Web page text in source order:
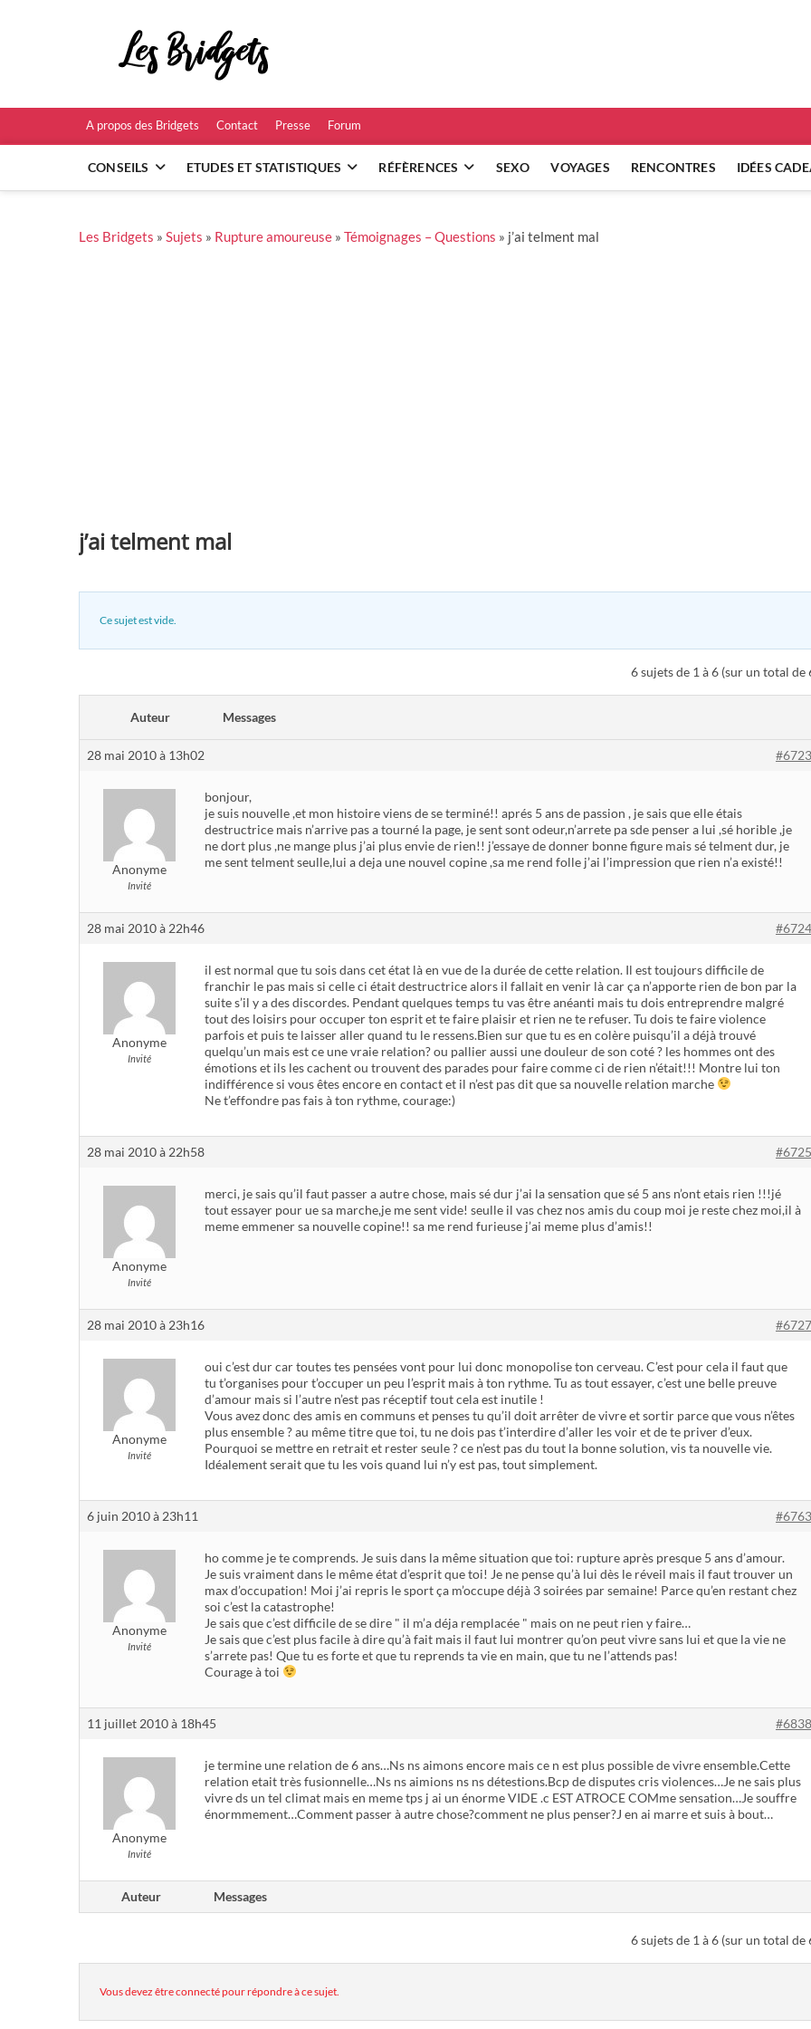
A propos des Bridgets Contact Presse Forum
CONSEILS ETUDES ET STATISTIQUES RÉFÈRENCES SEXO VOYAGES RENCONTRES IDÉES
Les Bridgets » Sujets » Rupture amoureuse » Témoignages – Questions » j’ai telment mal
j’ai telment mal
Ce sujet est vide.
6 sujets de 1 à 6 (sur un total de
Auteur Messages
28 mai 2010 à 13h02 #6723
Anonyme
Invité
bonjour,
je suis nouvelle ,et mon histoire viens de se terminé!! aprés 5 ans de passion , je sais que elle étais
destructrice mais n’arrive pas a tourné la page, je sent sont odeur,n’arrete pa sde penser a lui ,sé horible ,je
ne dort plus ,ne mange plus j’ai plus envie de rien!! j’essaye de donner bonne figure mais sé telment dur, je
me sent telment seulle,lui a deja une nouvel copine ,sa me rend folle j’ai l’impression que rien n’a existé!!
28 mai 2010 à 22h46 #6724
Anonyme
Invité
il est normal que tu sois dans cet état là en vue de la durée de cette relation. Il est toujours difficile de
franchir le pas mais si celle ci était destructrice alors il fallait en venir là car ça n’apporte rien de bon par la
suite s’il y a des discordes. Pendant quelques temps tu vas être anéanti mais tu dois entreprendre malgré
tout des loisirs pour occuper ton esprit et te faire plaisir et rien ne te refuser. Tu dois te faire violence
parfois et puis te laisser aller quand tu le ressens.Bien sur que tu es en colère puisqu’il a déjà trouvé
quelqu’un mais est ce une vraie relation? ou pallier aussi une douleur de son coté ? les hommes ont des
émotions et ils les cachent ou trouvent des parades pour faire comme ci de rien n’était!!! Montre lui ton
indifférence si vous êtes encore en contact et il n’est pas dit que sa nouvelle relation marche
Ne t’effondre pas fais à ton rythme, courage:)
28 mai 2010 à 22h58 #6725
Anonyme
Invité
merci, je sais qu’il faut passer a autre chose, mais sé dur j’ai la sensation que sé 5 ans n’ont etais rien !!!jé
tout essayer pour ue sa marche,je me sent vide! seulle il vas chez nos amis du coup moi je reste chez moi,il à
meme emmener sa nouvelle copine!! sa me rend furieuse j’ai meme plus d’amis!!
28 mai 2010 à 23h16 #6727
Anonyme
Invité
oui c’est dur car toutes tes pensées vont pour lui donc monopolise ton cerveau. C’est pour cela il faut que
tu t’organises pour t’occuper un peu l’esprit mais à ton rythme. Tu as tout essayer, c’est une belle preuve
d’amour mais si l’autre n’est pas réceptif tout cela est inutile !
Vous avez donc des amis en communs et penses tu qu’il doit arrêter de vivre et sortir parce que vous n’êtes
plus ensemble ? au même titre que toi, tu ne dois pas t’interdire d’aller les voir et de te priver d’eux.
Pourquoi se mettre en retrait et rester seule ? ce n’est pas du tout la bonne solution, vis ta nouvelle vie.
Idéalement serait que tu les vois quand lui n’y est pas, tout simplement.
6 juin 2010 à 23h11 #6763
Anonyme
Invité
ho comme je te comprends. Je suis dans la même situation que toi: rupture après presque 5 ans d’amour.
Je suis vraiment dans le même état d’esprit que toi! Je ne pense qu’à lui dès le réveil mais il faut trouver un
max d’occupation! Moi j’ai repris le sport ça m’occupe déjà 3 soirées par semaine! Parce qu’en restant chez
soi c’est la catastrophe!
Je sais que c’est difficile de se dire " il m’a déja remplacée " mais on ne peut rien y faire…
Je sais que c’est plus facile à dire qu’à fait mais il faut lui montrer qu’on peut vivre sans lui et que la vie ne
s’arrete pas! Que tu es forte et que tu reprends ta vie en main, que tu ne l’attends pas!
Courage à toi
11 juillet 2010 à 18h45 #6838
Anonyme
Invité
je termine une relation de 6 ans…Ns ns aimons encore mais ce n est plus possible de vivre ensemble.Cette
relation etait très fusionnelle…Ns ns aimions ns ns détestions.Bcp de disputes cris violences…Je ne sais plus
vivre ds un tel climat mais en meme tps j ai un énorme VIDE .c EST ATROCE COMme sensation…Je souffre
énormmement…Comment passer à autre chose?comment ne plus penser?J en ai marre et suis à bout…
Auteur Messages
6 sujets de 1 à 6 (sur un total de
Vous devez être connecté pour répondre à ce sujet.